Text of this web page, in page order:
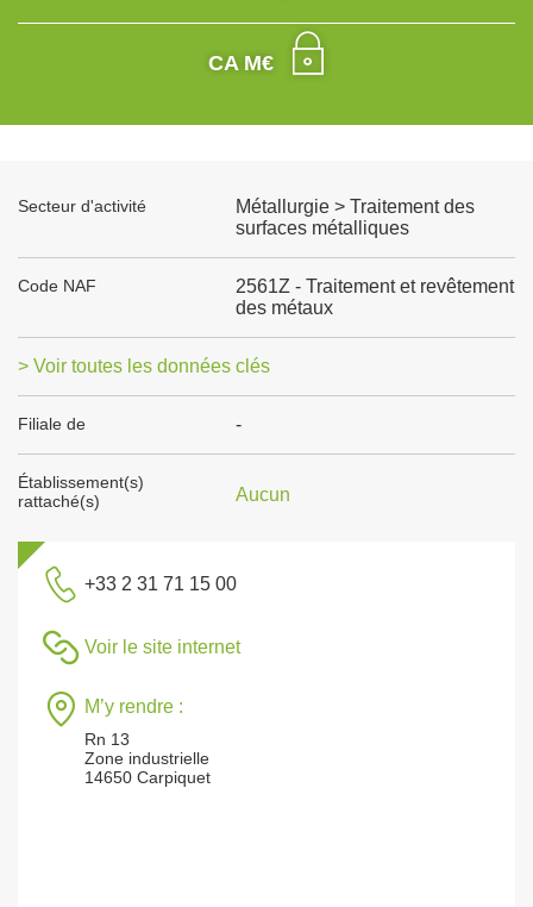
CA M€
Secteur d'activité
Métallurgie > Traitement des
surfaces métalliques
Code NAF
2561Z - Traitement et revêtement
des métaux
> Voir toutes les données clés
Filiale de -
Établissement(s)
rattaché(s)
Aucun
+33 2 31 71 15 00
Voir le site internet
M’y rendre :
Rn 13
Zone industrielle
14650 Carpiquet